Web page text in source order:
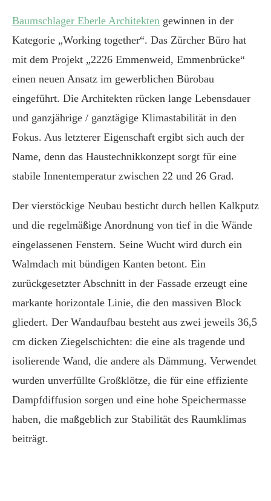
Baumschlager Eberle Architekten gewinnen in der
Kategorie „Working together“. Das Zürcher Büro hat
mit dem Projekt „2226 Emmenweid, Emmenbrücke“
einen neuen Ansatz im gewerblichen Bürobau
eingeführt. Die Architekten rücken lange Lebensdauer
und ganzjährige / ganztägige Klimastabilität in den
Fokus. Aus letzterer Eigenschaft ergibt sich auch der
Name, denn das Haustechnikkonzept sorgt für eine
stabile Innentemperatur zwischen 22 und 26 Grad.
Der vierstöckige Neubau besticht durch hellen Kalkputz
und die regelmäßige Anordnung von tief in die Wände
eingelassenen Fenstern. Seine Wucht wird durch ein
Walmdach mit bündigen Kanten betont. Ein
zurückgesetzter Abschnitt in der Fassade erzeugt eine
markante horizontale Linie, die den massiven Block
gliedert. Der Wandaufbau besteht aus zwei jeweils 36,5
cm dicken Ziegelschichten: die eine als tragende und
isolierende Wand, die andere als Dämmung. Verwendet
wurden unverfüllte Großklötze, die für eine effiziente
Dampfdiffusion sorgen und eine hohe Speichermasse
haben, die maßgeblich zur Stabilität des Raumklimas
beiträgt.